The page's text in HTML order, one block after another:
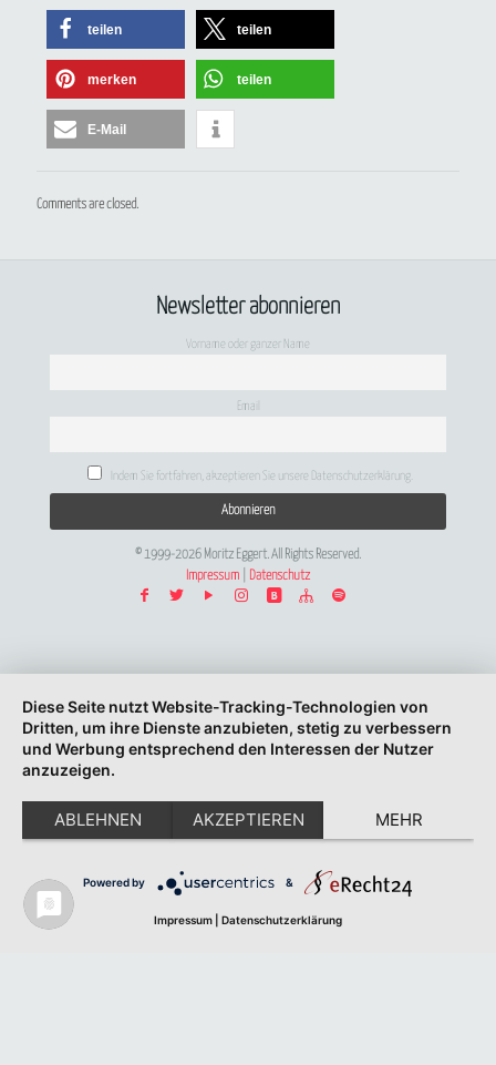
teilen teilen
merken teilen
E-Mail
Comments are closed.
Newsletter abonnieren
Vorname oder ganzer Name
Email
Indem Sie fortfahren, akzeptieren Sie unsere Datenschutzerklärung.
© 1999-2026 Moritz Eggert. All Rights Reserved.
Impressum
Datenschutz
Diese Seite nutzt Website-Tracking-Technologien von
Dritten, um ihre Dienste anzubieten, stetig zu verbessern
und Werbung entsprechend den Interessen der Nutzer
anzuzeigen.
ABLEHNEN AKZEPTIEREN MEHR
Powered by &
Impressum Datenschutzerklärung